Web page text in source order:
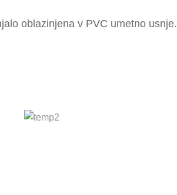
oblazinjena v PVC umetno usnje.